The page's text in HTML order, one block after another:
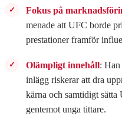
Fokus på
menade att UFC borde
prestationer framför
Olämpligt innehåll: Han
inlägg riskerar att dra
kärna och samtidigt
gentemot unga tittare.